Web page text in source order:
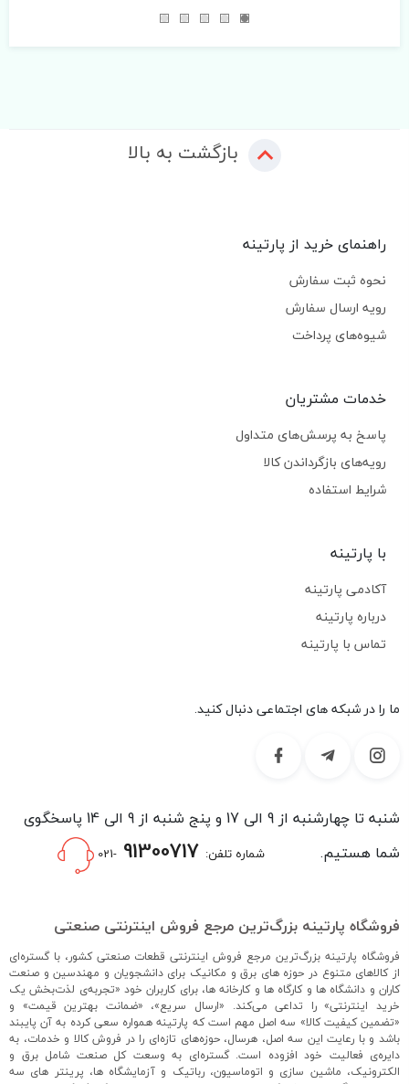
بازگشت به بالا
راهنمای خرید از پارتینه
نحوه ثبت سفارش
رویه ارسال سفارش
شیوه‌های پرداخت
خدمات مشتریان
پاسخ به پرسش‌های متداول
رویه‌های بازگرداندن کالا
شرایط استفاده
با پارتینه
آکادمی پارتینه
درباره پارتینه
تماس با پارتینه
ما را در شبکه های اجتماعی دنبال کنید.
شنبه تا چهارشنبه از 9 الی 17 و پنج شنبه از 9 الی 14 پاسخگوی
شما هستیم.
شماره تلفن: -021
فروشگاه پارتینه بزرگ‌ترین مرجع فروش اینترنتی صنعتی
فروشگاه پارتینه بزرگ‌ترین مرجع فروش اینترنتی قطعات صنعتی کشور، با گستره‌ای
از کالاهای متنوع در حوزه های برق و مکانیک برای دانشجویان و مهندسین و صنعت
کاران و دانشگاه ها و کارگاه ها و کارخانه ها، برای کاربران خود «تجربه‌ی لذت‌بخش یک
خرید اینترنتی» را تداعی می‌کند. «ارسال سریع»، «ضمانت بهترین قیمت» و
«تضمین کیفیت کالا» سه اصل مهم است که پارتینه همواره سعی کرده به آن پایبند
باشد و با رعایت این سه اصل، هرسال، حوزه‌های تازه‌ای را در فروش کالا و خدمات، به
دایره‌ی فعالیت خود افزوده است. گستره‌ای به وسعت کل صنعت شامل برق و
الکترونیک، ماشین سازی و اتوماسیون، رباتیک و آزمایشگاه ها، پرینتر های سه